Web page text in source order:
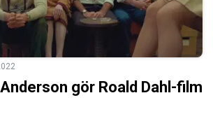
gör Roald Dahl-film